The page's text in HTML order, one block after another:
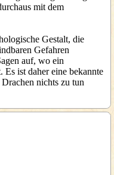
mit dem
Gestalt, die
Gefahren
auf, wo ein
ist daher eine bekannte
nichts zu tun